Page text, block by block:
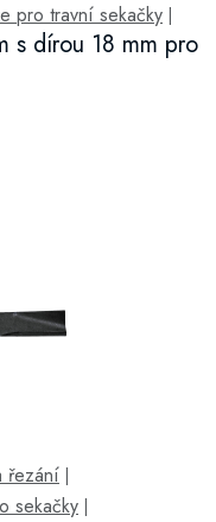
pro travní sekačky
s dírou 18 mm pro
řezání
sekačky